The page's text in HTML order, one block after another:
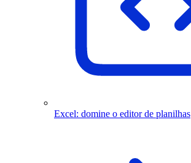
Excel: domine o editor de planilhas